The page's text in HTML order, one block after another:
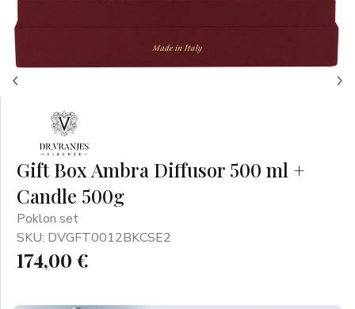
Gift Box Ambra Diffusor 500 ml +
Candle 500g
Poklon set
SKU: DVGFT0012BKCSE2
174,00 €